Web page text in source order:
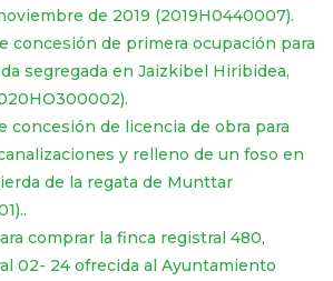
de 2019 (2019H0440007).
concesión de primera ocupación para
segregada en Jaizkibel Hiribidea,
concesión de licencia de obra para
y relleno de un foso en
de la regata de Munttar
comprar la finca registral 480,
02- 24 ofrecida al Ayuntamiento